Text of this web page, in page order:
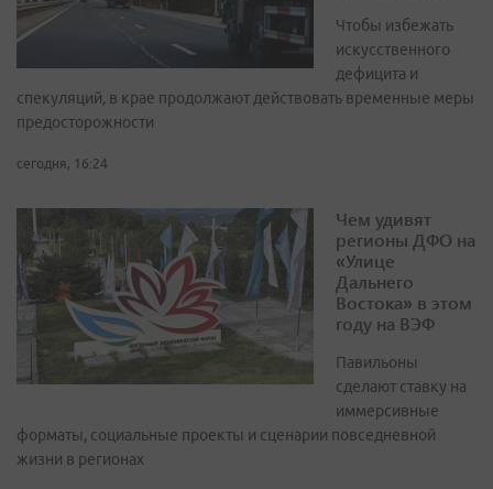
Чтобы избежать
искусственного
дефицита и
спекуляций, в крае продолжают действовать временные меры
предосторожности
сегодня, 16:24
Чем удивят
регионы ДФО на
«Улице
Дальнего
Востока» в этом
году на ВЭФ
Павильоны
сделают ставку на
иммерсивные
форматы, социальные проекты и сценарии повседневной
жизни в регионах